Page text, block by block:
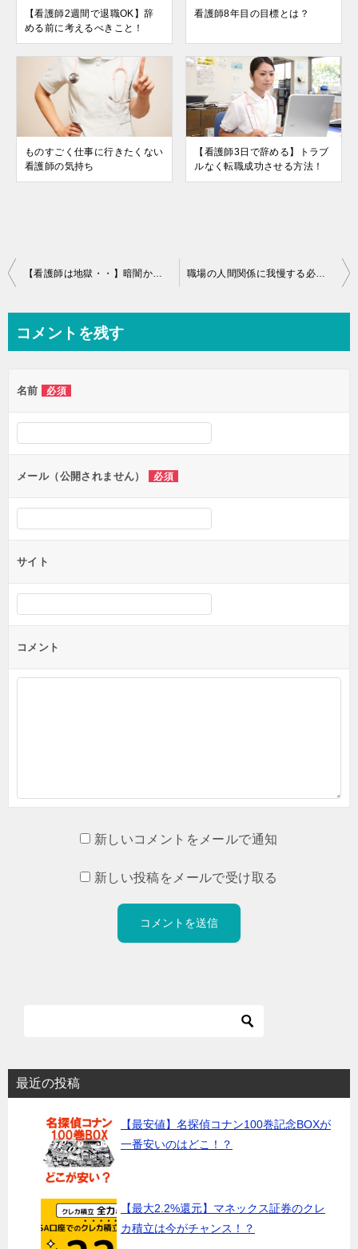
【看護師2週間で退職OK】辞
める前に考えるべきこと！
看護師8年目の目標とは？
ものすごく仕事に行きたくない
看護師の気持ち
【看護師3日で辞める】トラブ
ルなく転職成功させる方法！
投
ビ
ー
シ
ョ
ン
コメントを残す
名前 必須
メール（公開されません） 必須
サイト
コメント
新しいコメントをメールで通知
新しい投稿をメールで受け取る
最近の投稿
【最安値】名探偵コナン100巻記念BOXが
一番安いのはどこ！？
【最大2.2%還元】マネックス証券のクレ
カ積立は今がチャンス！？